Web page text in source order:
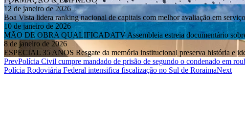
Boa Vista lidera ranking nacional de capitais com melhor avaliação em
10 de janeiro de 2026
MÃO DE OBRA QUALIFICADATV Assembleia estreia documentário
8 de janeiro de 2026
ESPECIAL 35 ANOS Resgate da memória institucional preserva história e
PrevPolícia Civil cumpre mandado de prisão de segundo o condenado em
Polícia Rodoviária Federal intensifica fiscalização no Sul de RoraimaNext